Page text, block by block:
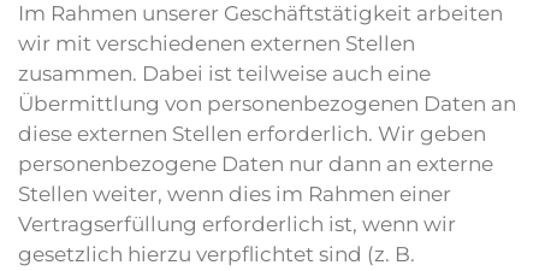
Im Rahmen unserer Geschäftstätigkeit arbeiten
wir mit verschiedenen externen Stellen
zusammen. Dabei ist teilweise auch eine
Übermittlung von personenbezogenen Daten an
diese externen Stellen erforderlich. Wir geben
personenbezogene Daten nur dann an externe
Stellen weiter, wenn dies im Rahmen einer
Vertragserfüllung erforderlich ist, wenn wir
gesetzlich hierzu verpflichtet sind (z. B.